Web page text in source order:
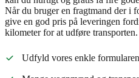
Når du bruger en fragtmand der i
give en god pris på leveringen
kilometer for at udføre transporten.
Udfyld vores enkle